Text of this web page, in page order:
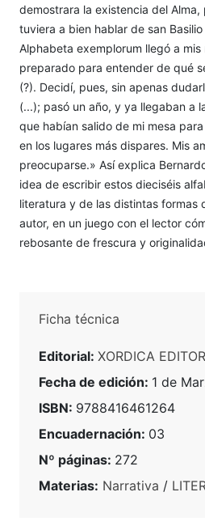
demostrara la existencia del Alma,
tuviera a bien hablar de san
Alphabeta exemplorum llegó a
preparado para entender de qué
(?). Decidí, pues, sin apenas
(...); pasó un año, y ya llegaban a
que habían salido de mi mesa
en los lugares más dispares. Mis
preocuparse.» Así explica
idea de escribir estos dieciséis
literatura y de las distintas formas
autor, en un juego con el lector
rebosante de frescura y
Ficha técnica
Editorial: XORDICA
Fecha de edición: 1 de
ISBN: 9788416461264
Encuadernación: 03
Nº páginas: 272
Materias: Narrativa /